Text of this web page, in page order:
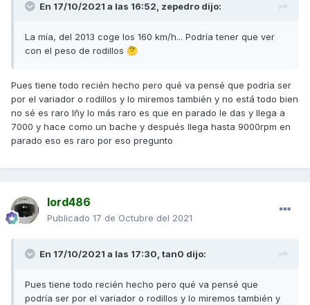
En 17/10/2021 a las 16:52, zepedro dijo:
La mía, del 2013 coge los 160 km/h... Podría tener que ver
con el peso de rodillos 🤔
Pues tiene todo recién hecho pero qué va pensé que podría ser
por el variador o rodillos y lo miremos también y no está todo bien
no sé es raro lñy lo más raro es que en parado le das y llega a
7000 y hace como un bache y después llega hasta 9000rpm en
parado eso es raro por eso pregunto
lord486
Publicado 17 de Octubre del 2021
En 17/10/2021 a las 17:30, tan0 dijo:
Pues tiene todo recién hecho pero qué va pensé que
podría ser por el variador o rodillos y lo miremos también y